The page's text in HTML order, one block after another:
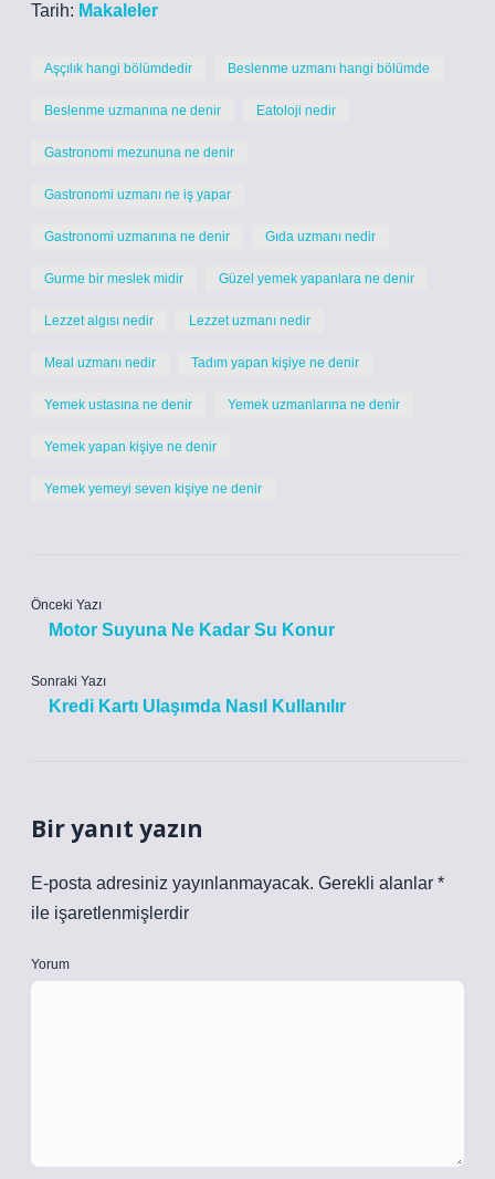
Tarih: Makaleler
Aşçılık hangi bölümdedir Beslenme uzmanı hangi bölümde
Beslenme uzmanına ne denir Eatoloji nedir
Gastronomi mezununa ne denir
Gastronomi uzmanı ne iş yapar
Gastronomi uzmanına ne denir Gıda uzmanı nedir
Gurme bir meslek midir Güzel yemek yapanlara ne denir
Lezzet algısı nedir Lezzet uzmanı nedir
Meal uzmanı nedir Tadım yapan kişiye ne denir
Yemek ustasına ne denir Yemek uzmanlarına ne denir
Yemek yapan kişiye ne denir
Yemek yemeyi seven kişiye ne denir
Önceki Yazı
Motor Suyuna Ne Kadar Su Konur
Sonraki Yazı
Kredi Kartı Ulaşımda Nasıl Kullanılır
Bir yanıt yazın
E-posta adresiniz yayınlanmayacak. Gerekli alanlar *
ile işaretlenmişlerdir
Yorum